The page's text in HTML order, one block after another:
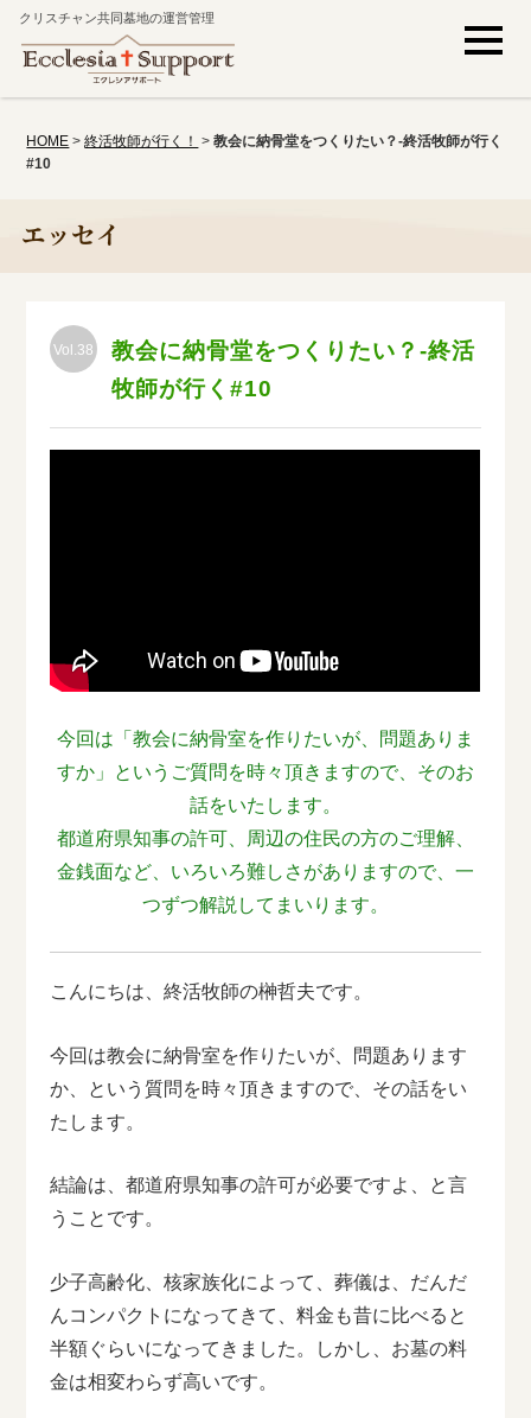
クリスチャン共同墓地の運営管理
HOME >終活牧師が行く！ >教会に納骨堂をつくりたい？-終活牧師が行く
#10
エッセイ
Vol.38
教会に納骨堂をつくりたい？-終活
牧師が行く#10
今回は「教会に納骨室を作りたいが、問題ありま
すか」というご質問を時々頂きますので、そのお
話をいたします。
都道府県知事の許可、周辺の住民の方のご理解、
金銭面など、いろいろ難しさがありますので、一
つずつ解説してまいります。
こんにちは、終活牧師の榊哲夫です。
今回は教会に納骨室を作りたいが、問題あります
か、という質問を時々頂きますので、その話をい
たします。
結論は、都道府県知事の許可が必要ですよ、と言
うことです。
少子高齢化、核家族化によって、葬儀は、だんだ
んコンパクトになってきて、料金も昔に比べると
半額ぐらいになってきました。しかし、お墓の料
金は相変わらず高いです。